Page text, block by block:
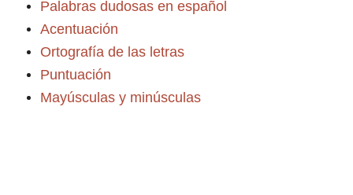
Palabras dudosas en español
Acentuación
Ortografía de las letras
Puntuación
Mayúsculas y minúsculas